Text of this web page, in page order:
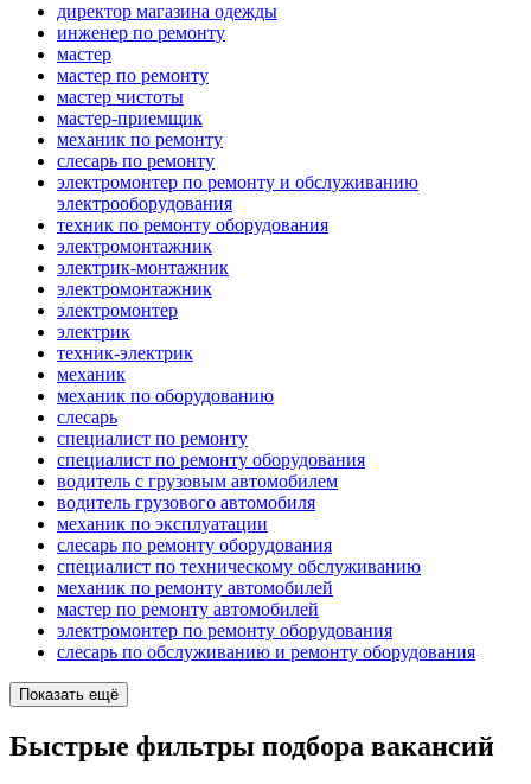
директор магазина одежды
инженер по ремонту
мастер
мастер по ремонту
мастер чистоты
мастер-приемщик
механик по ремонту
слесарь по ремонту
электромонтер по ремонту и обслуживанию
электрооборудования
техник по ремонту оборудования
электромонтажник
электрик-монтажник
электромонтажник
электромонтер
электрик
техник-электрик
механик
механик по оборудованию
слесарь
специалист по ремонту
специалист по ремонту оборудования
водитель с грузовым автомобилем
водитель грузового автомобиля
механик по эксплуатации
слесарь по ремонту оборудования
специалист по техническому обслуживанию
механик по ремонту автомобилей
мастер по ремонту автомобилей
электромонтер по ремонту оборудования
слесарь по обслуживанию и ремонту оборудования
Показать ещё
Быстрые фильтры подбора вакансий